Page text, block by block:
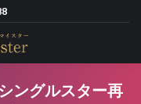
ングルスター再